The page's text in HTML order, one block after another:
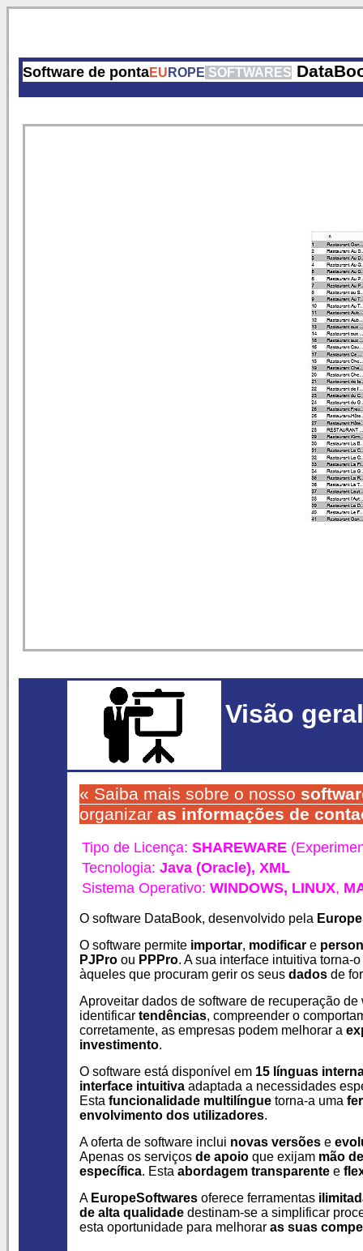
Software de pontaEU ROPE SOFTWARES
Visão
« Saiba mais sobre o nosso
organizar as informações de
Tipo de Licença: SHAREWARE
Tecnologia: Java (Oracle), XML
Sistema Operativo: WINDOWS, LINUX,
O software DataBook, desenvolvido pela
O software permite importar, modificar e
PJPro ou PPPro. A sua interface intuitiva
àqueles que procuram gerir os seus dados de
Aproveitar dados de software de recuperação
identificar tendências, compreender o
corretamente, as empresas podem melhorar a
investimento.
O software está disponível em 15 línguas
interface intuitiva adaptada a necessidades
Esta funcionalidade multilíngue torna-a uma
envolvimento dos utilizadores.
A oferta de software inclui novas versões e
Apenas os serviços de apoio que exijam mão
específica. Esta abordagem transparente e
A EuropeSoftwares oferece ferramentas
de alta qualidade destinam-se a simplificar
esta oportunidade para melhorar as suas